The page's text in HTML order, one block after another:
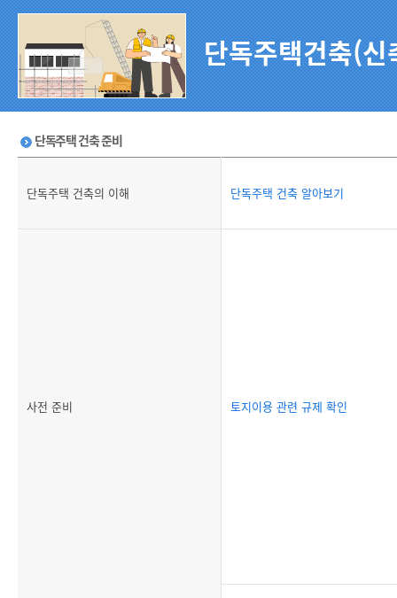
단독주택건축(
단독주택 건축 준비
단독주택 건축의 이해 단독주택 건축 알아보기
사전 준비 토지이용 관련 규제 확인